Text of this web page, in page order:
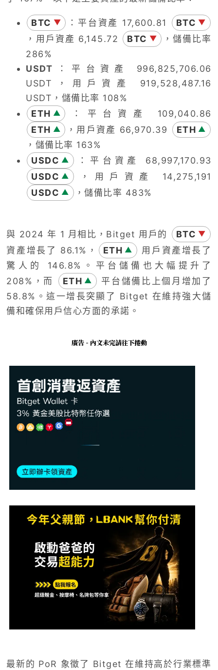
BTC ▼ ：平台資產 17,600.81 BTC ▼
，用戶資產 6,145.72 BTC ▼
，儲備比率
286%
USDT ：平台資產 996,825,706.06
USDT，用戶資產 919,528,487.16
USDT，儲備比率 108%
ETH ▲
：平台資產 109,040.86
ETH ▲ ，用戶資產 66,970.39 ETH ▲
，儲備比率 163%
USDC ▲
：平台資產 68,997,170.93
USDC ▲
，用戶資產 14,275,191
USDC ▲ ，儲備比率 483%
與 2024 年 1 月相比，Bitget 用戶的 BTC ▼
資產增長了 86.1%， ETH ▲
用戶資產增長了
驚人的 146.8%。平台儲備也大幅提升了
208%，而
ETH ▲
平台儲備比上個月增加了
58.8%。這一增長突顯了 Bitget 在維持強大儲
備和確保用戶信心方面的承諾。
廣告 - 內文未完請往下捲動
最新的 PoR 象徵了 Bitget 在維持高於行業標準